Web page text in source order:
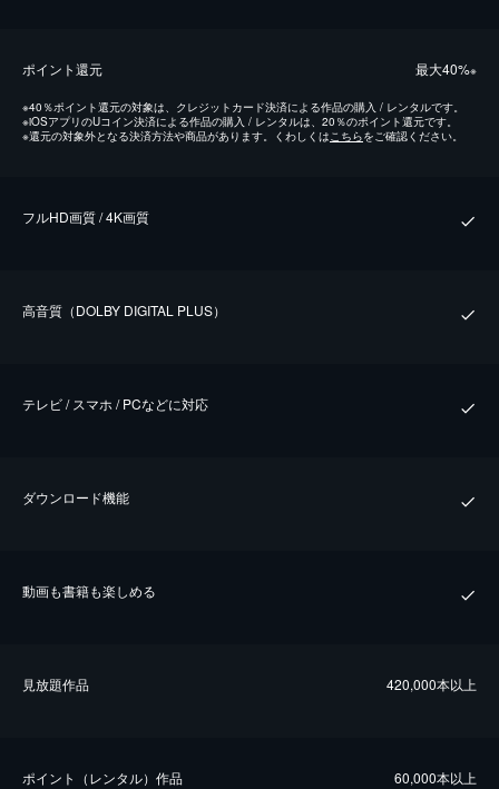
ポイント還元 最⼤40%※
※40％ポイント還元の対象は、クレジットカード決済による作品の購入 / レンタルです。
※iOSアプリのUコイン決済による作品の購入 / レンタルは、20％のポイント還元です。
※還元の対象外となる決済方法や商品があります。くわしくはこちらをご確認ください。
フルHD画質 / 4K画質
⾼⾳質（DOLBY DIGITAL PLUS）
テレビ / スマホ / PCなどに対応
ダウンロード機能
動画も書籍も楽しめる
⾒放題作品 420,000本以上
ポイント（レンタル）作品 60,000本以上